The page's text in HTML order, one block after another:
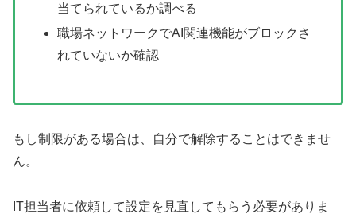
当てられているか調べる
職場ネットワークでAI関連機能がブロックさ
れていないか確認
もし制限がある場合は、自分で解除することはできませ
ん。
IT担当者に依頼して設定を見直してもらう必要がありま